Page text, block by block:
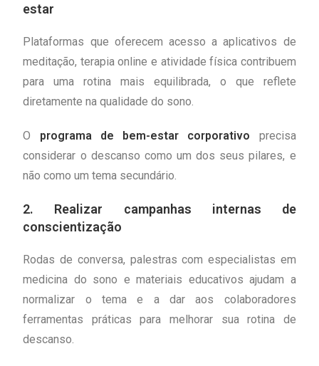
estar
Plataformas que oferecem acesso a aplicativos de
meditação, terapia online e atividade física contribuem
para uma rotina mais equilibrada, o que reflete
diretamente na qualidade do sono.
O programa de bem-estar corporativo
precisa
considerar o descanso como um dos seus pilares, e
não como um tema secundário.
2. Realizar campanhas internas de
conscientização
Rodas de conversa, palestras com especialistas em
medicina do sono e materiais educativos ajudam a
normalizar o tema e a dar aos colaboradores
ferramentas práticas para melhorar sua rotina de
descanso.